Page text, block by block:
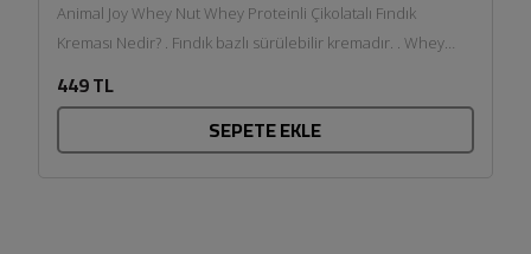
Animal Joy Whey Nut Whey Proteinli Çikolatalı Fındık
Kreması Nedir? . Fındık bazlı sürülebilir kremadır. . Whey
449 TL
SEPETE EKLE